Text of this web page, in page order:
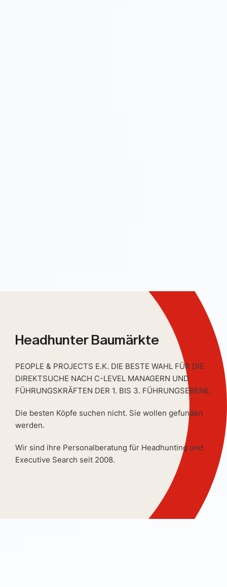
Headhunter Baumärkte
PEOPLE & PROJECTS E.K. DIE BESTE WAHL FÜR DIE
DIREKTSUCHE NACH C-LEVEL MANAGERN UND
FÜHRUNGSKRÄFTEN DER 1. BIS 3. FÜHRUNGSEBENE.
Die besten Köpfe suchen nicht. Sie wollen gefunden
werden.
Wir sind ihre Personalberatung für Headhunting und
Executive Search seit 2008.